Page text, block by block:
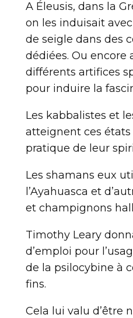
A Éleusis, dans la
on les induisait
de seigle dans des
dédiées. Ou encore
différents artifices
pour induire la
Les kabbalistes et
atteignent ces états
pratique de leur
Les shamans eux
l’Ayahuasca et
et champignons
Timothy Leary
d’emploi pour
de la psilocybine à
fins.
Cela lui valu d’être